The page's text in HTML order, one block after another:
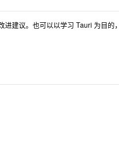
进建议。也可以以学习 Tauri 为目的